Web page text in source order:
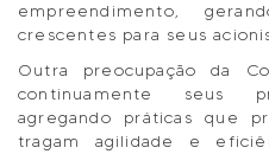
empreendimento,
crescentes para seus
Outra preocupação da
continuamente seus
agregando práticas que
tragam agilidade e